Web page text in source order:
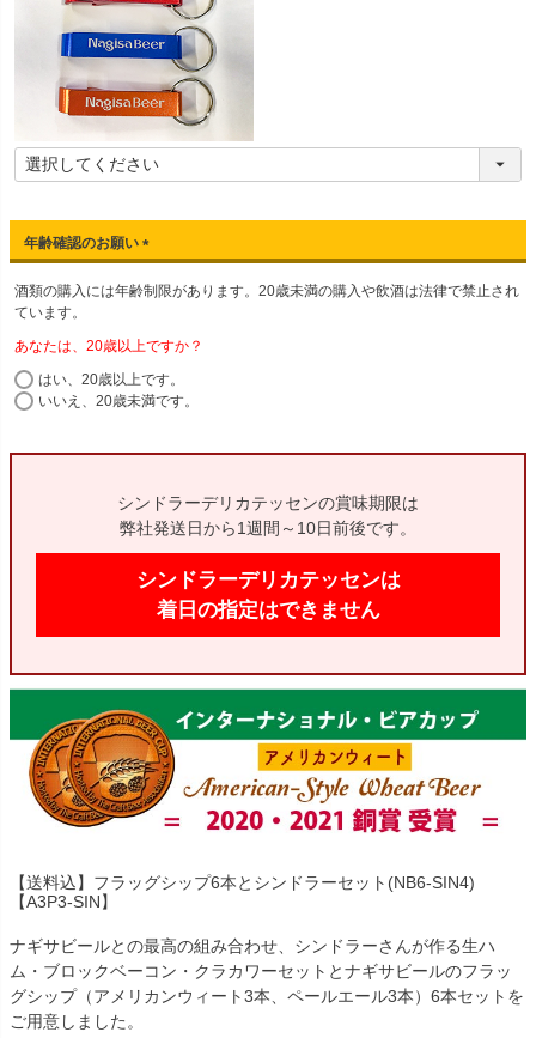
年齢確認のお願い
(
必
酒類の購入には年齢制限があります。20歳未満の購入や飲酒は法律で禁止され
ています。
あなたは、20歳以上ですか？
はい、20歳以上です。
いいえ、20歳未満です。
シンドラーデリカテッセンの賞味期限は
弊社発送日から1週間～10日前後です。
シンドラーデリカテッセンは
着日の指定はできません
【送料込】フラッグシップ6本とシンドラーセット(NB6-SIN4)
【A3P3-SIN】
ナギサビールとの最高の組み合わせ、シンドラーさんが作る生ハ
ム・ブロックベーコン・クラカワーセットとナギサビールのフラッ
グシップ（アメリカンウィート3本、ペールエール3本）6本セットを
ご用意しました。